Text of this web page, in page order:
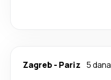
Zagreb- Pariz 5 dana